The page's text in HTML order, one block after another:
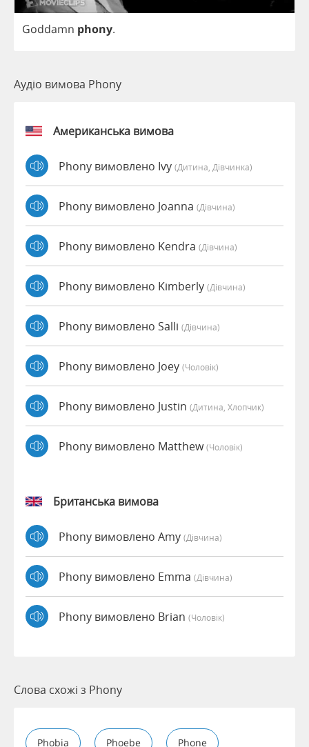
Goddamn phony.
Аудіо вимова Phony
Американська вимова
Phony вимовлено Ivy (дитина, Дівчинка)
Phony вимовлено Joanna (дівчина)
Phony вимовлено Kendra (дівчина)
Phony вимовлено Kimberly (дівчина)
Phony вимовлено Salli (дівчина)
Phony вимовлено Joey (чоловік)
Phony вимовлено Justin (дитина, Хлопчик)
Phony вимовлено Matthew(чоловік)
Британська вимова
Phony вимовлено Amy (дівчина)
Phony вимовлено Emma (дівчина)
Phony вимовлено Brian (чоловік)
Слова схожі з Phony
Phobia Phoebe Phone